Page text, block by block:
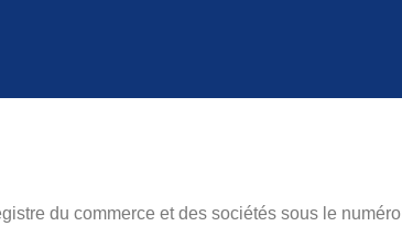
du commerce et des sociétés sous le numéro